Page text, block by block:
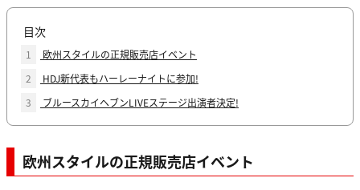
目次
1
欧州スタイルの正規販売店イベント
2
HDJ新代表もハーレーナイトに参加!
3
ブルースカイヘブンLIVEステージ出演者決定!
欧州スタイルの正規販売店イベント